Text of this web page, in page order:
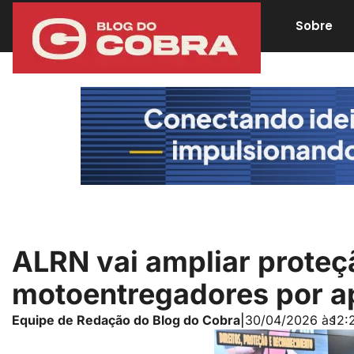
Sobre
ALRN vai ampliar
motoentregadores por
Equipe de Redação do Blog do Cobra 30/04/2026 às